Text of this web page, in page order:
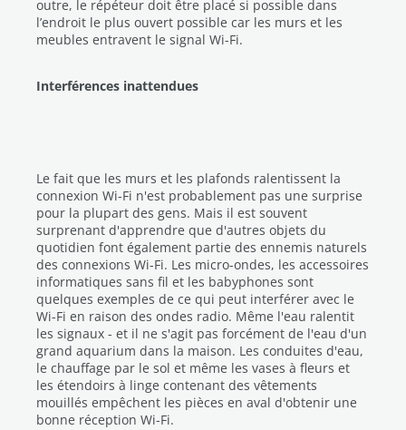
outre, le répéteur doit être placé si possible dans
l’endroit le plus ouvert possible car les murs et les
meubles entravent le signal Wi-Fi.
Interférences inattendues
Le fait que les murs et les plafonds ralentissent la
connexion Wi-Fi n'est probablement pas une surprise
pour la plupart des gens. Mais il est souvent
surprenant d'apprendre que d'autres objets du
quotidien font également partie des ennemis naturels
des connexions Wi-Fi. Les micro-ondes, les accessoires
informatiques sans fil et les babyphones sont
quelques exemples de ce qui peut interférer avec le
Wi-Fi en raison des ondes radio. Même l'eau ralentit
les signaux - et il ne s'agit pas forcément de l'eau d'un
grand aquarium dans la maison. Les conduites d'eau,
le chauffage par le sol et même les vases à fleurs et
les étendoirs à linge contenant des vêtements
mouillés empêchent les pièces en aval d'obtenir une
bonne réception Wi-Fi.